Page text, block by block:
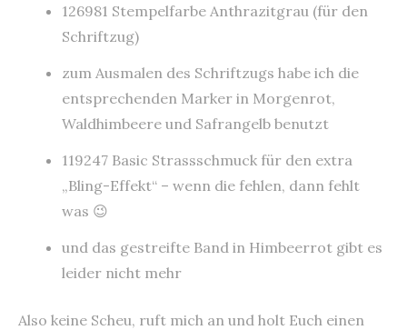
126981 Stempelfarbe Anthrazitgrau (für den
Schriftzug)
zum Ausmalen des Schriftzugs habe ich die
entsprechenden Marker in Morgenrot,
Waldhimbeere und Safrangelb benutzt
119247 Basic Strassschmuck für den extra
„Bling-Effekt“ – wenn die fehlen, dann fehlt
was 😉
und das gestreifte Band in Himbeerrot gibt es
leider nicht mehr
Also keine Scheu, ruft mich an und holt Euch einen